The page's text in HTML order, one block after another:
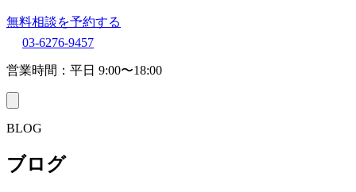
無料相談を予約する
03-6276-9457
営業時間：平日 9:00〜18:00
BLOG
ブログ